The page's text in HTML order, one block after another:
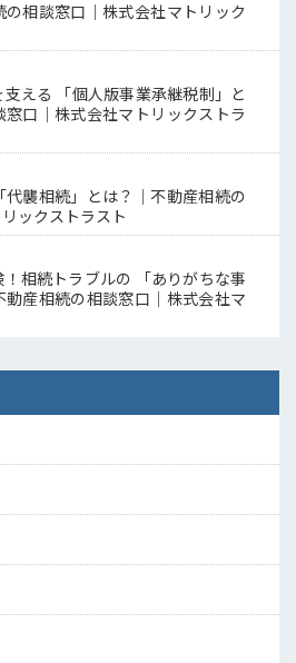
相談窓口｜株式会社マトリック
える 「個人版事業承継税制」と
口｜株式会社マトリックストラ
襲相続」とは？｜不動産相続の
ックストラスト
！相続トラブルの 「ありがちな事
産相続の相談窓口｜株式会社マ